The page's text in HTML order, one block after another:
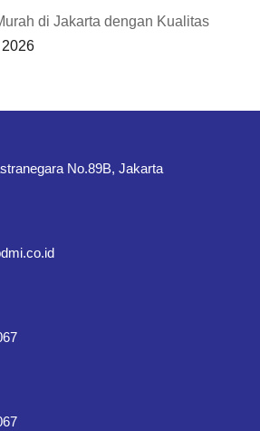
di Jakarta dengan Kualitas
No.89B, Jakarta